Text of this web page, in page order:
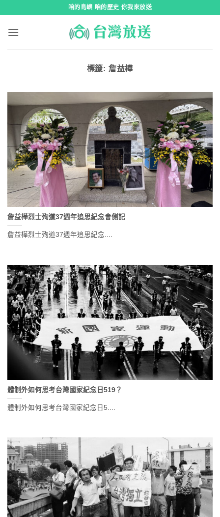
咱的島嶼 咱的歷史 你我來放送
標籤: 詹益樺
詹益樺烈士殉道37週年追思紀念會側記
詹益樺烈士殉道37週年追思紀念....
體制外如何思考台灣國家紀念日519？
體制外如何思考台灣國家紀念日5....